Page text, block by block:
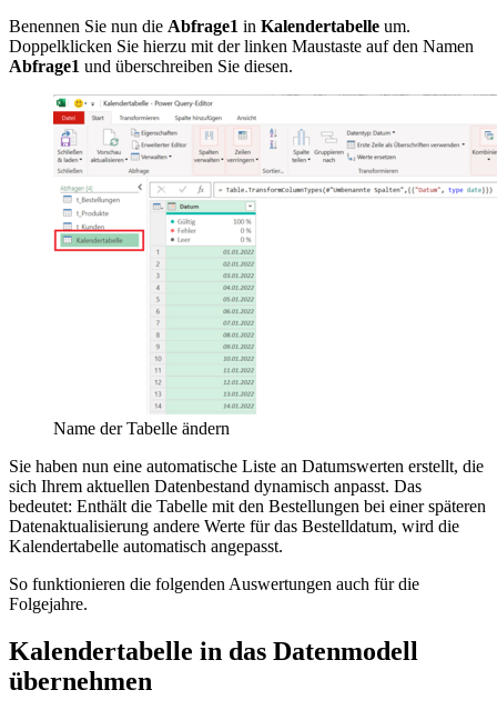
Benennen Sie nun die Abfrage1 in Kalendertabelle um.
Doppelklicken Sie hierzu mit der linken Maustaste auf den Namen
Abfrage1 und überschreiben Sie diesen.
Name der Tabelle ändern
Sie haben nun eine automatische Liste an Datumswerten erstellt, die
sich Ihrem aktuellen Datenbestand dynamisch anpasst. Das
bedeutet: Enthält die Tabelle mit den Bestellungen bei einer späteren
Datenaktualisierung andere Werte für das Bestelldatum, wird die
Kalendertabelle automatisch angepasst.
So funktionieren die folgenden Auswertungen auch für die
Folgejahre.
Kalendertabelle in das Datenmodell
übernehmen